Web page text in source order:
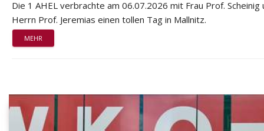
Die 1 AHEL verbrachte am 06.07.2026 mit Frau Prof. Scheinig
Herrn Prof. Jeremias einen tollen Tag in Mallnitz.
MEHR